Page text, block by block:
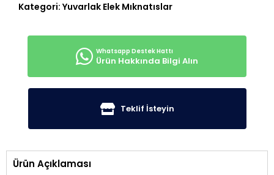
Kategori:Yuvarlak Elek Mıknatıslar
Ürün Hakkında Bilgi Alın
Teklif İsteyin
Ürün Açıklaması